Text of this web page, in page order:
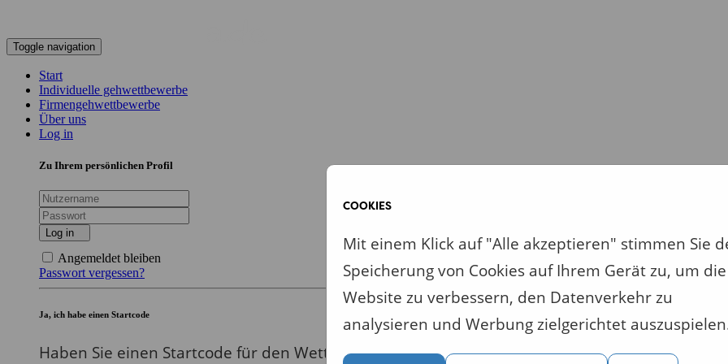
Toggle navigation
Start
Individuelle gehwettbewerbe
Firmengehwettbewerbe
Über uns
Log in
Zu Ihrem persönlichen Profil
Log in
Angemeldet bleiben
Passwort vergessen?
Ja, ich habe einen Startcode
Haben Sie einen Startcode für den Wettbewerb, an dem Sie teilnehmen möchten?
COOKIES
Mit einem Klick auf "Alle akzeptieren" stimmen Sie
Speicherung von Cookies auf Ihrem Gerät zu, um die
Website zu verbessern, den Datenverkehr zu
analysieren und Werbung zielgerichtet